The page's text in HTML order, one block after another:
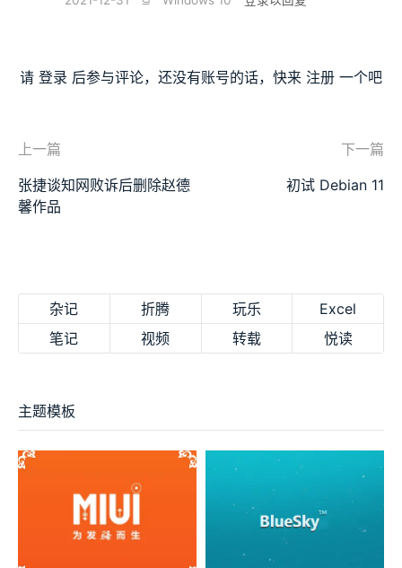
请 登录 后参与评论，还没有账号的话，快来 注册 一个吧
上一篇
张捷谈知网败诉后删除赵德
馨作品
下一篇
初试 Debian 11
杂记 折腾 玩乐
Excel
笔记
视频 转载 悦读
主题模板